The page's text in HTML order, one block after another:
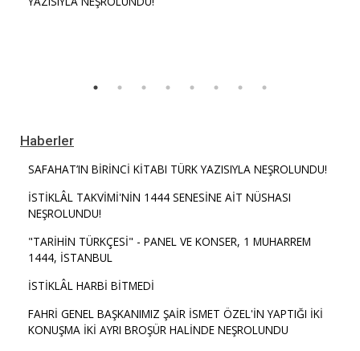
Haberler
SAFAHAT’IN BİRİNCİ KİTABI TÜRK YAZISIYLA NEŞROLUNDU!
İSTİKLÂL TAKVİMİ'NİN 1444 SENESİNE AİT NÜSHASI
NEŞROLUNDU!
"TARİHİN TÜRKÇESİ" - PANEL VE KONSER, 1 MUHARREM
1444, İSTANBUL
İSTİKLÂL HARBİ BİTMEDİ
FAHRİ GENEL BAŞKANIMIZ ŞAİR İSMET ÖZEL'İN YAPTIĞI İKİ
KONUŞMA İKİ AYRI BROŞÜR HALİNDE NEŞROLUNDU